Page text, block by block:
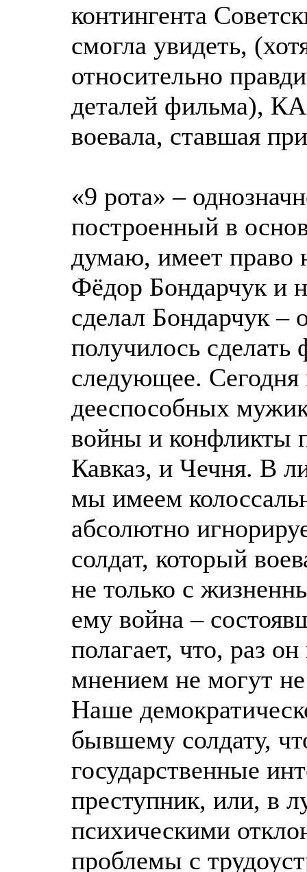
контингента
смогла увидеть,
относительно
деталей фильма),
воевала, ставшая
«9 рота» –
построенный в
думаю, имеет право
Фёдор Бондарчук и
сделал Бондарчук –
получилось
следующее.
дееспособных
войны и конфликты
Кавказ, и Чечня. В
мы имеем
абсолютно
солдат, который
не только с
ему война –
полагает, что, раз
мнением не могут
Наше
бывшему солдату,
государственные
преступник, или, в
психическими
проблемы с